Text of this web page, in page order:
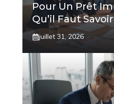
Pour Un Prêt
Qu’il Faut Savoir
juillet 31, 2026